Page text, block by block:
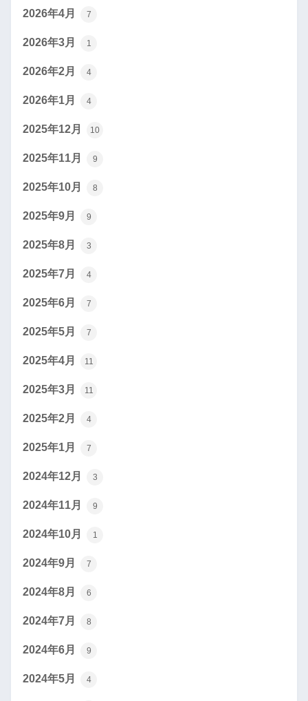
2026年4月 7
2026年3月 1
2026年2月 4
2026年1月 4
2025年12月 10
2025年11月 9
2025年10月 8
2025年9月 9
2025年8月 3
2025年7月 4
2025年6月 7
2025年5月 7
2025年4月 11
2025年3月 11
2025年2月 4
2025年1月 7
2024年12月 3
2024年11月 9
2024年10月 1
2024年9月 7
2024年8月 6
2024年7月 8
2024年6月 9
2024年5月 4